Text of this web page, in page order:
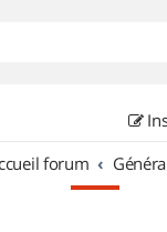
forum